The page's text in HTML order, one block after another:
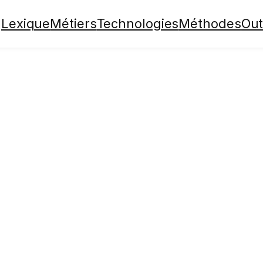
LexiqueMétiersTechnologiesMéthodes